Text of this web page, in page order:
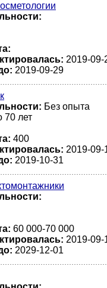
2019-09-
2019-09-29
Без опыта
70 лет
400
2019-09-
2019-10-31
60 000-70 000
2019-09-
2029-12-01